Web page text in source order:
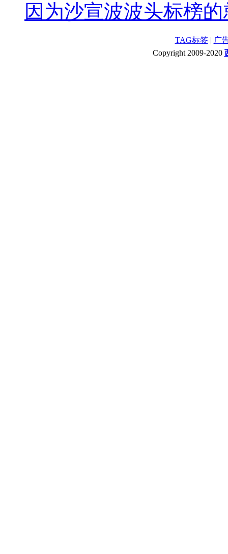
因为沙宣波波头标榜
TAG标签 | 广
Copyright 2009-2020